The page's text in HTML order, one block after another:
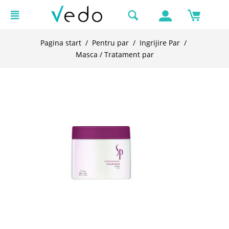
Pagina start / Pentru par / Ingrijire Par /
Masca / Tratament par